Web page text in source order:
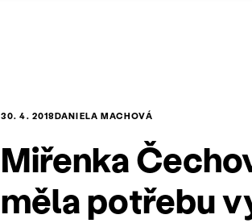
30. 4. 2018DANIELA MACHOVÁ
Miřenka
měla potřebu